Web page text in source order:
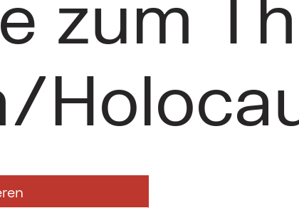
zum
Holocaust